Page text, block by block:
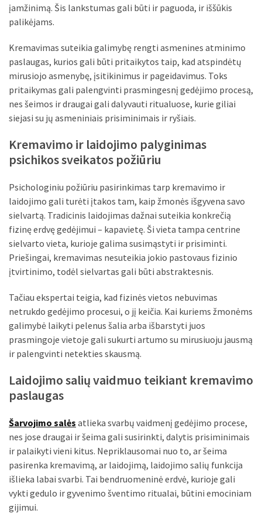
tikrųjų
trunka
pristatymas?
USED
CATEGORIES
(96)
(76)
Paslaugos
(70)
Namai
(38)
Įdomybės
(28)
Verslas
(20)
LAISVALAIKIS
(19)
Auto
(13)
Uncategorized
(12)
Ekologija
(6)
įamžinimą. Šis lankstumas gali būti ir paguoda, ir iššūkis
palikėjams.
Kremavimas suteikia galimybę rengti asmenines atminimo
paslaugas, kurios gali būti pritaikytos taip, kad atspindėtų
mirusiojo asmenybę, įsitikinimus ir pageidavimus. Toks
pritaikymas gali palengvinti prasmingesnį gedėjimo procesą,
nes šeimos ir draugai gali dalyvauti ritualuose, kurie giliai
siejasi su jų asmeniniais prisiminimais ir ryšiais.
Kremavimo ir laidojimo palyginimas
psichikos sveikatos požiūriu
Psichologiniu požiūriu pasirinkimas tarp kremavimo ir
laidojimo gali turėti įtakos tam, kaip žmonės išgyvena savo
sielvartą. Tradicinis laidojimas dažnai suteikia konkrečią
fizinę erdvę gedėjimui – kapavietę. Ši vieta tampa centrine
sielvarto vieta, kurioje galima susimąstyti ir prisiminti.
Priešingai, kremavimas nesuteikia jokio pastovaus fizinio
įtvirtinimo, todėl sielvartas gali būti abstraktesnis.
Tačiau ekspertai teigia, kad fizinės vietos nebuvimas
netrukdo gedėjimo procesui, o jį keičia. Kai kuriems žmonėms
galimybė laikyti pelenus šalia arba išbarstyti juos
prasmingoje vietoje gali sukurti artumo su mirusiuoju jausmą
ir palengvinti netekties skausmą.
Laidojimo salių vaidmuo teikiant kremavimo
paslaugas
Šarvojimo salės atlieka svarbų vaidmenį gedėjimo procese,
nes jose draugai ir šeima gali susirinkti, dalytis prisiminimais
ir palaikyti vieni kitus. Nepriklausomai nuo to, ar šeima
pasirenka kremavimą, ar laidojimą, laidojimo salių funkcija
išlieka labai svarbi. Tai bendruomeninė erdvė, kurioje gali
vykti gedulo ir gyvenimo šventimo ritualai, būtini emociniam
gijimui.